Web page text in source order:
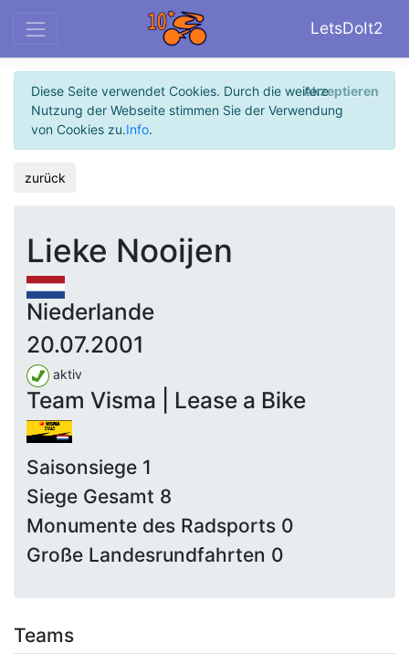
LetsDoIt2
Diese Seite verwendet Cookies. Durch die weitere
Nutzung der Webseite stimmen Sie der Verwendung
von Cookies zu.Info.
Akzeptieren
zurück
Lieke Nooijen
Niederlande
20.07.2001
aktiv
Team Visma | Lease a Bike
Saisonsiege 1
Siege Gesamt 8
Monumente des Radsports 0
Große Landesrundfahrten 0
Teams